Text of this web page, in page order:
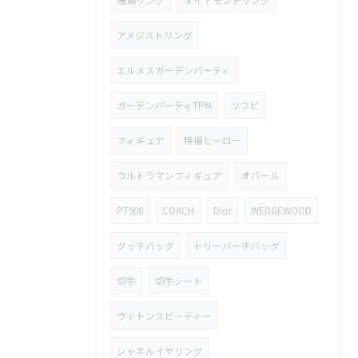
アメジストリング
エルメスガーデンパーティ
ガーデンパーティTPM ソフビ
フィギュア 特撮ヒーロー
ウルトラマンフィギュア オパール
PT900 COACH Dior WEDGEWOOD
グッチバッグ トリーバーチバッグ
切手 切手シート
ヴィトンスピーディー
シャネルイヤリング